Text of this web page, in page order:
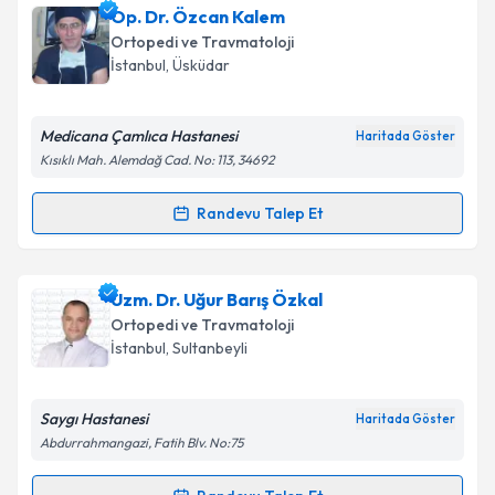
Takvim Talebini Gönder
Prof. Dr. Gökhan Maralcaniçin randevu takvimi
talebi oluşturun. Size bu uzmandan randevu almanız
için bir takvim hazırlandığında e-posta ile
bilgilendireceğiz.
Kişisel verilerimin işlenmesine ilişkinAydınlatma
kapsamda işlenmesini kabul ediyorum.
Takvim Talebini Gönder
Op. Dr. Özcan Kalem
Ortopedi ve Travmatoloji
İstanbul, Üsküdar
Medicana Çamlıca Hastanesi Haritada Göster
Kısıklı Mah. Alemdağ Cad. No: 113, 34692
Randevu Talep Et
Randevu Takvimi Talebi
Op. Dr. Özcan Kalemiçin randevu takvimi talebi
oluşturun. Size bu uzmandan randevu almanız için bir
takvim hazırlandığında e-posta ile bilgilendireceğiz.
Uzm. Dr. Uğur Barış Özkal
Ortopedi ve Travmatoloji
İstanbul, Sultanbeyli
Saygı Hastanesi Haritada Göster
Abdurrahmangazi, Fatih Blv. No:75